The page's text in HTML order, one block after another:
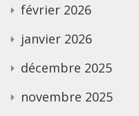
février 2026
janvier 2026
décembre 2025
novembre 2025